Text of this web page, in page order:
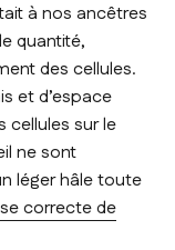
à nos ancêtres
quantité,
des cellules.
et d’espace
cellules sur le
ne sont
léger hâle toute
correcte de